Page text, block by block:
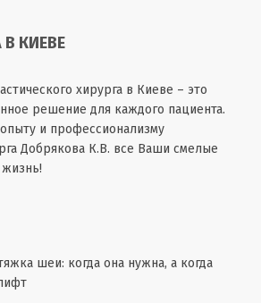
КИЕВЕ
хирурга в Киеве – это
решение для каждого пациента.
и профессионализму
Добрякова К.В. все Ваши смелые
шеи: когда она нужна, а когда